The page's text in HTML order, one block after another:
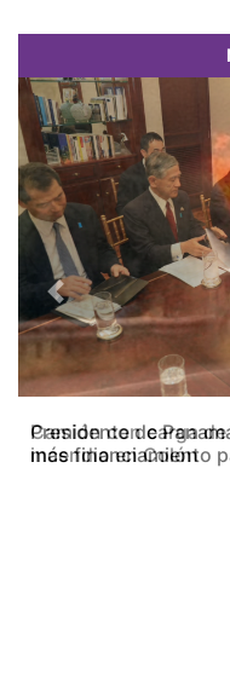
Camión con carga
incendio en Colón
Previous